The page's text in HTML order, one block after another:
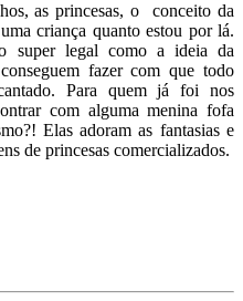
as princesas, o conceito da
criança quanto estou por lá.
super legal como a ideia da
fazer com que todo
Para quem já foi nos
com alguma menina fofa
Elas adoram as fantasias e
de princesas comercializados.